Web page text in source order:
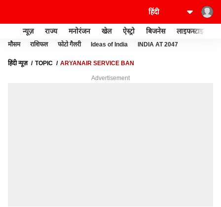
न्यूज़ राज्य मनोरंजन खेल ऐस्ट्रो बिजनेस लाइफस्टाइल
मौसम राशिफल फोटो गैलरी Ideas of India INDIA AT 2047
हिंदी न्यूज़ TOPIC ARYANAIR SERVICE BAN
Advertisement